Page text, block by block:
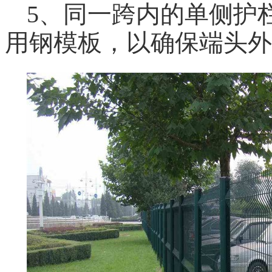
5、同一跨内的单侧护
用钢模板，以确保端头